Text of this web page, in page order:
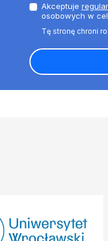
Akceptuje
osobowych w